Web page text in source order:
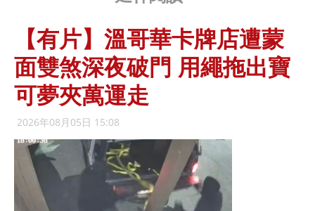
【有片】溫哥華卡牌店遭蒙
面雙煞深夜破門 用繩拖出寶
可夢夾萬運走
2026年08月05日 15:08